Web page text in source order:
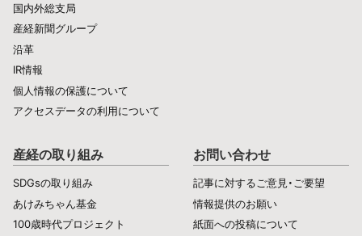
国内外総支局
産経新聞グループ
沿革
IR情報
個人情報の保護について
アクセスデータの利用について
産経の取り組み
SDGsの取り組み
あけみちゃん基金
100歳時代プロジェクト
お問い合わせ
記事に対するご意見・ご要望
情報提供のお願い
紙面への投稿について